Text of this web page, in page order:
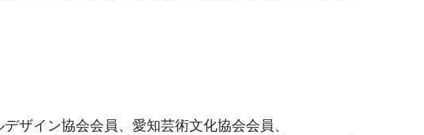
ザイン協会会員、愛知芸術文化協会会員、